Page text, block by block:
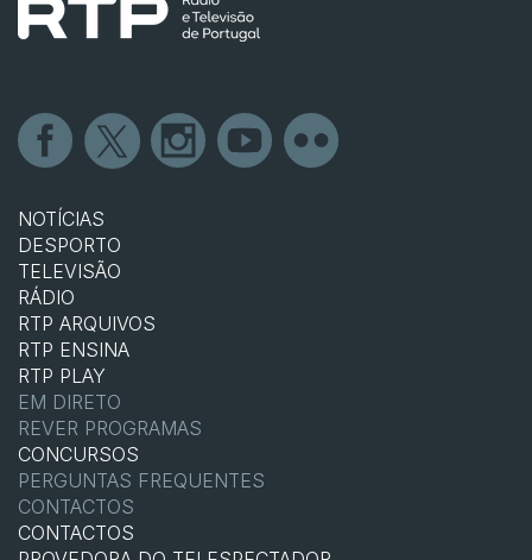
NOTÍCIAS
DESPORTO
TELEVISÃO
RÁDIO
RTP ARQUIVOS
RTP ENSINA
RTP PLAY
EM DIRETO
REVER PROGRAMAS
CONCURSOS
PERGUNTAS FREQUENTES
CONTACTOS
CONTACTOS